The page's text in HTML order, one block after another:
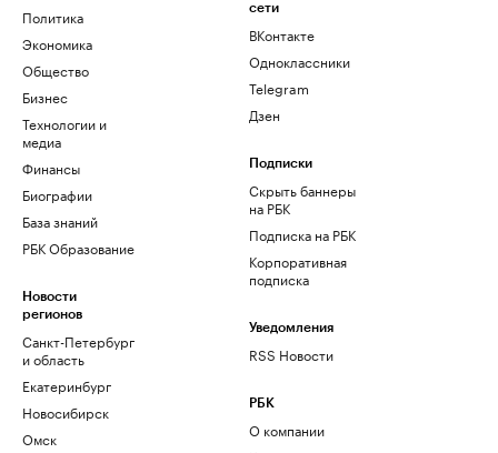
Политика
Экономика
Общество
Бизнес
Технологии и
медиа
Финансы
Биографии
База знаний
РБК Образование
Новости
регионов
Санкт-Петербург
и область
Екатеринбург
Новосибирск
Омск
сети
ВКонтакте
Одноклассники
Telegram
Дзен
Подписки
Скрыть баннеры
на РБК
Подписка на РБК
Корпоративная
подписка
Уведомления
RSS Новости
РБК
О компании